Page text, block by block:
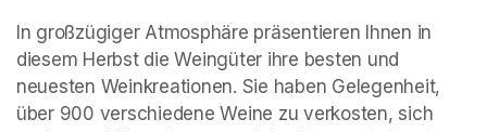
In großzügiger Atmosphäre präsentieren Ihnen in
diesem Herbst die Weingüter ihre besten und
neuesten Weinkreationen. Sie haben Gelegenheit,
über 900 verschiedene Weine zu verkosten, sich